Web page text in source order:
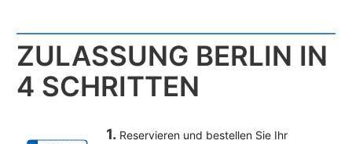
ZULASSUNG BERLIN IN
4 SCHRITTEN
1. Reservieren und bestellen Sie Ihr